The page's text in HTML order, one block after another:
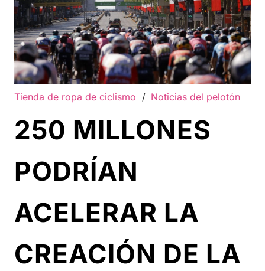
Tienda de ropa de ciclismo / Noticias del pelotón
250 MILLONES
PODRÍAN
ACELERAR LA
CREACIÓN DE LA